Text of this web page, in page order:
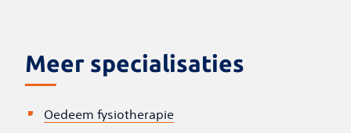
Meer specialisaties
Oedeem fysiotherapie